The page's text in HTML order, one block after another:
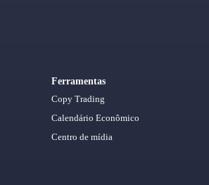
Ferramentas
Copy Trading
Calendário Econômico
Centro de mídia